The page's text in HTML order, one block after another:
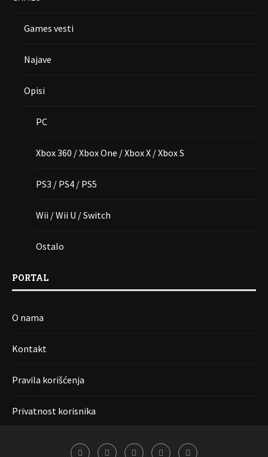
Games vesti
Najave
Opisi
PC
Xbox 360 / Xbox One / Xbox X / Xbox S
PS3 / PS4 / PS5
Wii / Wii U / Switch
Ostalo
PORTAL
O nama
Kontakt
Pravila korišćenja
Privatnost korisnika